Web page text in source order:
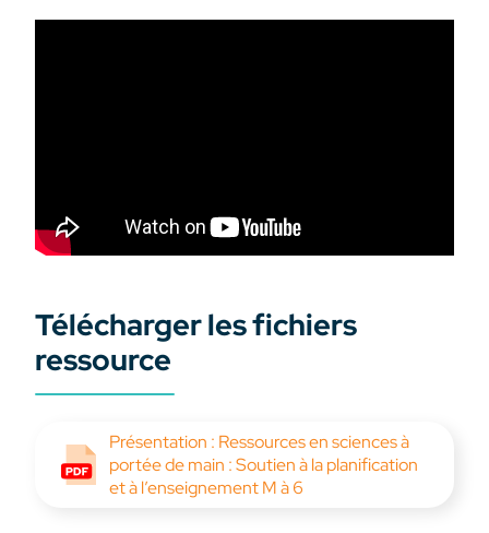
Télécharger les fichiers
ressource
Présentation : Ressources en sciences à
portée de main : Soutien à la planification
et à l’enseignement M à 6